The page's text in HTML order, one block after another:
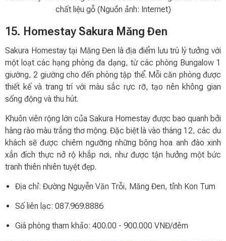
chất liệu gỗ (Nguồn ảnh: Internet)
15. Homestay Sakura Măng Đen
Sakura Homestay tại Măng Đen là địa điểm lưu trú lý tưởng với
một loạt các hạng phòng đa dạng, từ các phòng Bungalow 1
giường, 2 giường cho đến phòng tập thể. Mỗi căn phòng được
thiết kế và trang trí với màu sắc rực rỡ, tạo nên không gian
sống động và thu hút.
Khuôn viên rộng lớn của Sakura Homestay được bao quanh bởi
hàng rào màu trắng thơ mộng. Đặc biệt là vào tháng 12, các du
khách sẽ được chiêm ngưỡng những bông hoa anh đào xinh
xắn đích thực nở rộ khắp nơi, như được tận hưởng một bức
tranh thiên nhiên tuyệt đẹp.
Địa chỉ: Đường Nguyễn Văn Trỗi, Măng Đen, tỉnh Kon Tum
Số liên lạc: 087.969.8886
Giá phòng tham khảo: 400.00 - 900.000 VNĐ/đêm